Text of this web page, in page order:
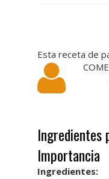
Esta receta de
Importancia
Ingredientes: